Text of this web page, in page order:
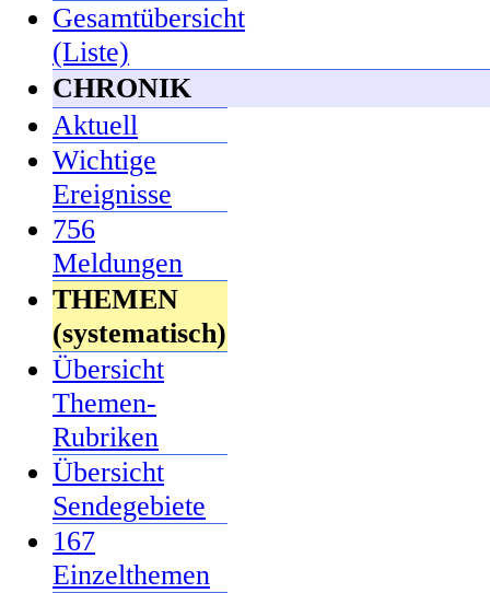
Gesamtübersicht
(Liste)
CHRONIK
Aktuell
Wichtige
Ereignisse
756
Meldungen
THEMEN
(systematisch)
Übersicht
Themen-
Rubriken
Übersicht
Sendegebiete
167
Einzelthemen